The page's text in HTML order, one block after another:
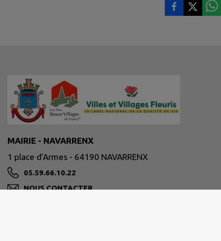
MAIRIE - NAVARRENX
1 place d'Armes - 64190 NAVARRENX
05.59.66.10.22
NOUS CONTACTER